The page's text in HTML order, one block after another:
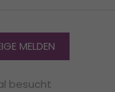
MELDEN
besucht